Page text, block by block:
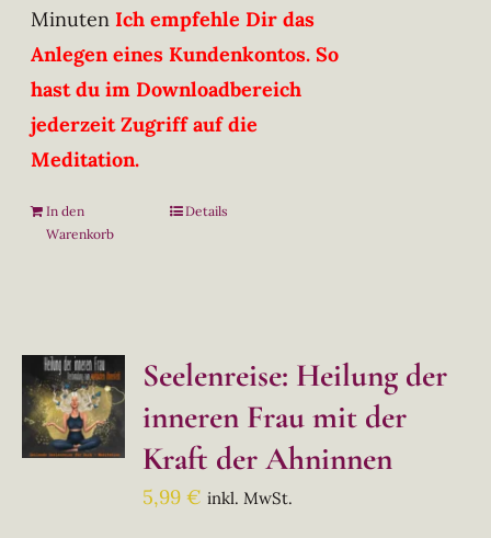
Minuten Ich empfehle Dir das
Anlegen eines Kundenkontos. So
hast du im Downloadbereich
jederzeit Zugriff auf die
Meditation.
In den
Warenkorb
Details
Seelenreise: Heilung der
inneren Frau mit der
Kraft der Ahninnen
5,99€ inkl. MwSt.